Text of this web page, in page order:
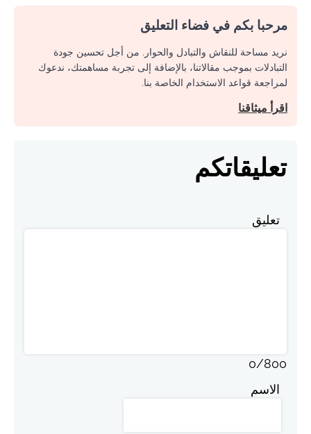
مرحبا بكم في فضاء التعليق
نريد مساحة للنقاش والتبادل والحوار. من أجل تحسين جودة
التبادلات بموجب مقالاتنا، بالإضافة إلى تجربة مساهمتك، ندعوك
لمراجعة قواعد الاستخدام الخاصة بنا.
اقرأ ميثاقنا
تعليقاتكم
تعليق
0/800
الاسم